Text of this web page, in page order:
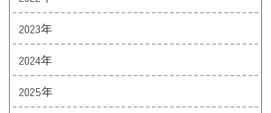
2023年
2024年
2025年